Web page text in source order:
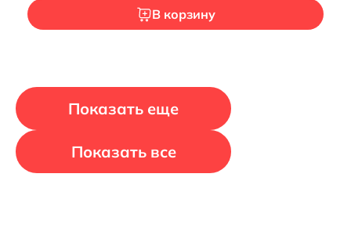
В корзину
Показать еще
Показать все